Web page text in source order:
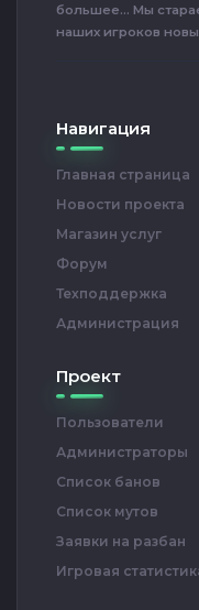
большее... Мы
наших игроков
Навигация
Главная страница
Новости проекта
Магазин услуг
Форум
Техподдержка
Администрация
Проект
Пользователи
Администраторы
Список банов
Список мутов
Заявки на разбан
Игровая